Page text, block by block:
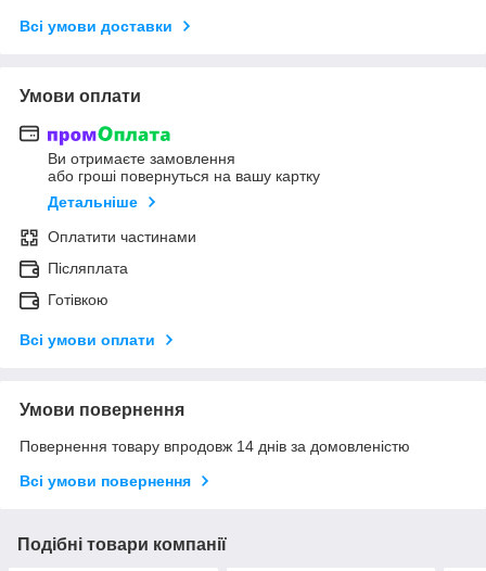
Всі умови доставки
Умови оплати
Ви отримаєте замовлення
або гроші повернуться на вашу картку
Детальніше
Оплатити частинами
Післяплата
Готівкою
Всі умови оплати
Умови повернення
Повернення товару впродовж 14 днів за домовленістю
Всі умови повернення
Подібні товари компанії